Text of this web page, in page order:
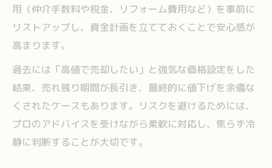
用（仲介手数料や税金、リフォーム費用など）を事前に
リストアップし、資金計画を立てておくことで安心感が
高まります。
過去には「高値で売却したい」と強気な価格設定をした
結果、売れ残り期間が長引き、最終的に値下げを余儀な
くされたケースもあります。リスクを避けるためには、
プロのアドバイスを受けながら柔軟に対応し、焦らず冷
静に判断することが大切です。